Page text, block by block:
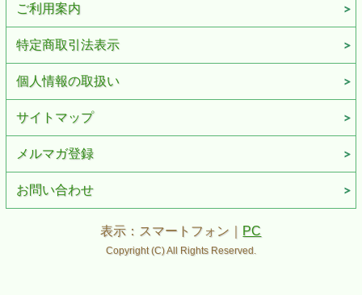
ご利用案内
特定商取引法表示
個人情報の取扱い
サイトマップ
メルマガ登録
お問い合わせ
表示：スマートフォン｜ PC
Copyright (C) All Rights Reserved.